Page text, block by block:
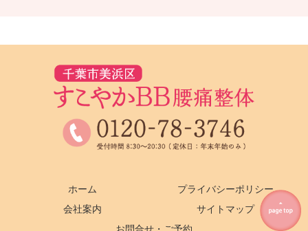
ホーム
プライバシーポリシー
会社案内
サイトマップ